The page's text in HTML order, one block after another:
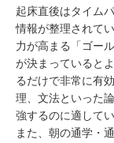
起床直後はタイム
情報が整理されて
力が高まる「ゴー
が決まっていると
るだけで非常に有
理、文法といった
強するのに適してい
また、朝の通学・